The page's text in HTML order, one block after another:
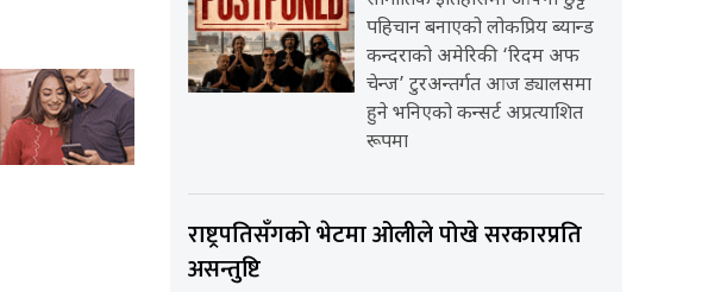
पहिचान बनाएको लोकप्रिय ब्यान्ड
कन्दराको अमेरिकी ‘रिदम अफ
चेन्ज’ टुरअन्तर्गत आज ड्यालसमा
हुने भनिएको कन्सर्ट अप्रत्याशित
रूपमा
राष्ट्रपतिसँगको भेटमा ओलीले पोखे सरकारप्रति
असन्तुष्टि